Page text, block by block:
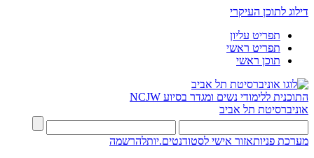
דילוג לתוכן העיקרי
תפריט עליון
תפריט ראשי
תוכן ראשי
התוכנית ללימודי נשים ומגדר בסיוע NCJW
אוניברסיטת תל אביב
מערכת פניותאזור אישי לסטודנטים.יותלהרשמה